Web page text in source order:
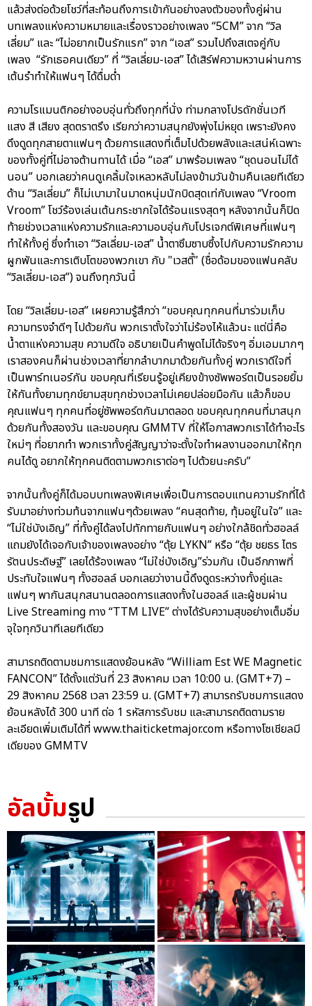
แล้วส่งต่อด้วยโชว์ที่สะท้อนถึงการเข้ากันอย่างลงตัวของทั้งคู่ผ่าน
บทเพลงแห่งความหมายและเรื่องราวอย่างเพลง “5CM” จาก “วิล
เลี่ยม” และ “ไม่อยากเป็นรักแรก” จาก “เอส” รวมไปถึงสเตจคู่กับ
เพลง “รักเธอคนเดียว” ที่ “วิลเลี่ยม-เอส” ได้เสิร์ฟความหวานผ่านการ
เต้นรำทำให้แฟนๆ ได้ดื่มด่ำ
ความโรแมนติกอย่างอบอุ่นทั่วถึงทุกที่นั่ง ท่ามกลางโปรดักชั่นเวที
แสง สี เสียง สุดตราตรึง เรียกว่าความสนุกยังพุ่งไม่หยุด เพราะยังคง
ดึงดูดทุกสายตาแฟนๆ ด้วยการแสดงที่เต็มไปด้วยพลังและเสน่ห์เฉพาะ
ของทั้งคู่ที่ไม่อาจต้านทานได้ เมื่อ “เอส” มาพร้อมเพลง “ชุดนอนไม่ได้
นอน” บอกเลยว่าคนดูเคลิ้มใจเหลวหลับไม่ลงข้ามวันข้ามคืนเลยทีเดียว
ด้าน “วิลเลี่ยม” ก็ไม่เบามาในมาดหนุ่มนักบิดสุดเท่กับเพลง “Vroom
Vroom” โชว์ร้องเล่นเต้นกระชากใจได้ร้อนแรงสุดๆ หลังจากนั้นก็ปิด
ท้ายช่วงเวลาแห่งความรักและความอบอุ่นกับโปรเจกต์พิเศษที่แฟนๆ
ทำให้ทั้งคู่ ซึ่งทำเอา “วิลเลี่ยม-เอส” น้ำตาซึมซาบซึ้งไปกับความรักความ
ผูกพันและการเติบโตของพวกเขา กับ "เวสตี้" (ชื่อด้อมของแฟนคลับ
“วิลเลี่ยม-เอส”) จนถึงทุกวันนี้
โดย “วิลเลี่ยม-เอส” เผยความรู้สึกว่า “ขอบคุณทุกคนที่มาร่วมเก็บ
ความทรงจำดีๆ ไปด้วยกัน พวกเราตั้งใจว่าไม่ร้องไห้แล้วนะ แต่นี่คือ
น้ำตาแห่งความสุข ความดีใจ อธิบายเป็นคำพูดไม่ได้จริงๆ อิ่มเอมมากๆ
เราสองคนก็ผ่านช่วงเวลาที่ยากลำบากมาด้วยกันทั้งคู่ พวกเราดีใจที่
เป็นพาร์ทเนอร์กัน ขอบคุณที่เรียนรู้อยู่เคียงข้างซัพพอร์ตเป็นรอยยิ้ม
ให้กันทั้งยามทุกข์ยามสุขทุกช่วงเวลาไม่เคยปล่อยมือกัน แล้วก็ขอบ
คุณแฟนๆ ทุกคนที่อยู่ซัพพอร์ตกันมาตลอด ขอบคุณทุกคนที่มาสนุก
ด้วยกันทั้งสองวัน และขอบคุณ GMMTV ที่ให้โอกาสพวกเราได้ทำอะไร
ใหม่ๆ ที่อยากทำ พวกเราทั้งคู่สัญญาว่าจะตั้งใจทำผลงานออกมาให้ทุก
คนได้ดู อยากให้ทุกคนติดตามพวกเราต่อๆ ไปด้วยนะครับ”
จากนั้นทั้งคู่ก็ได้มอบบทเพลงพิเศษเพื่อเป็นการตอบแทนความรักที่ได้
รับมาอย่างท่วมท้นจากแฟนๆด้วยเพลง “คนสุดท้าย, ทุ้มอยู่ในใจ” และ
“ไม่ใช่บังเอิญ” ที่ทั้งคู่ได้ลงไปทักทายกับแฟนๆ อย่างใกล้ชิดทั่วฮอลล์
แถมยังได้เจอกับเจ้าของเพลงอย่าง “ตุ้ย LYKN” หรือ “ตุ้ย ชยธร ไตร
รัตนประดิษฐ์” เลยได้ร้องเพลง “ไม่ใช่บังเอิญ”ร่วมกัน เป็นอีกภาพที่
ประทับใจแฟนๆ ทั้งฮอลล์ บอกเลยว่างานนี้ดึงดูดระหว่างทั้งคู่และ
แฟนๆ พากันสนุกสนานตลอดการแสดงทั้งในฮอลล์ และผู้ชมผ่าน
Live Streaming ทาง “TTM LIVE” ต่างได้รับความสุขอย่างเต็มอิ่ม
จุใจทุกวินาทีเลยทีเดียว
สามารถติดตามชมการแสดงย้อนหลัง “William Est WE Magnetic
FANCON” ได้ตั้งแต่วันที่ 23 สิงหาคม เวลา 10:00 น. (GMT+7) –
29 สิงหาคม 2568 เวลา 23:59 น. (GMT+7) สามารถรับชมการแสดง
ย้อนหลังได้ 300 นาที ต่อ 1 รหัสการรับชม และสามารถติดตามราย
ละเอียดเพิ่มเติมได้ที่ www.thaiticketmajor.com หรือทางโซเชียลมี
เดียของ GMMTV
อัลบั้มรูป